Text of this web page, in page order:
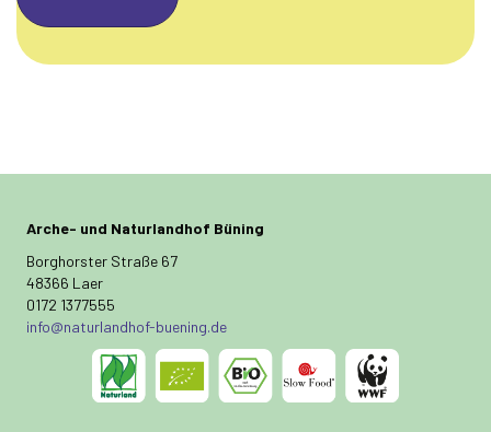
Arche- und Naturlandhof Büning
Borghorster Straße 67
48366 Laer
0172 1377555
info@naturlandhof-buening.de